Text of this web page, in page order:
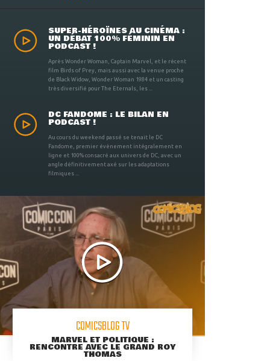
SUPER-HÉROÏNES AU CINÉMA :
UN DÉBAT 100% FÉMININ EN
PODCAST !
Après Wonder Woman, Captain Marvel, et le récent
film Birds of Prey, mais aussi avec la venue proche
de Black Widow, Wonder Woman 1984 et un casting
très diversifié pour The Eternals, les ...
DC FANDOME : LE BILAN EN
PODCAST !
Au cours du weekend passé se tenait le DC
Fandome, premier évènement intégralement en
ligne et 100% consacré aux univers de DC, avec un
angle définitivement axé sur les adaptations
filmiques ...
COMICSBLOG TV
MARVEL ET POLITIQUE :
RENCONTRE AVEC LE GRAND ROY
THOMAS